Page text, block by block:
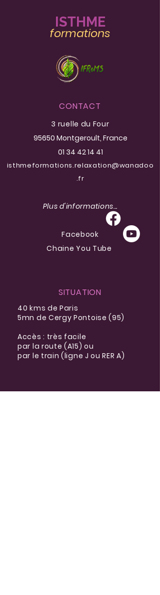
ISTHME
formations
CONTACT
3 ruelle du Four
95650 Montgeroult, France
01 34 42 14 41
isthmeformations.relaxation@wanadoo
.fr
Plus d'informations...
Facebook
Chaine You Tube
SITUATION
40 kms de Paris
5mn de Cergy Pontoise (95)
Accès : très facile
par la route (A15) ou
par le train (ligne J ou RER A)